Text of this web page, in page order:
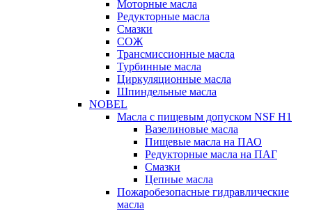
Моторные масла
Редукторные масла
Смазки
СОЖ
Трансмиссионные масла
Турбинные масла
Циркуляционные масла
Шпиндельные масла
NOBEL
Масла с пищевым допуском NSF H1
Вазелиновые масла
Пищевые масла на ПАО
Редукторные масла на ПАГ
Смазки
Цепные масла
Пожаробезопасные гидравлические
масла